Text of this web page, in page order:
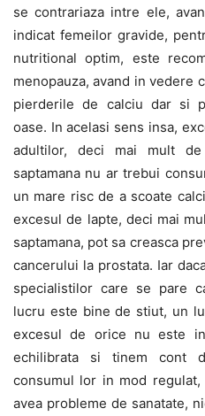
se contrariaza intre ele,
indicat femeilor gravide,
nutritional optim, este
menopauza, avand in vedere
pierderile de calciu dar si
oase. In acelasi sens insa,
adultilor, deci mai mult
saptamana nu ar trebui
un mare risc de a scoate
excesul de lapte, deci mai
saptamana, pot sa creasca
cancerului la prostata. Iar
specialistilor care se pare
lucru este bine de stiut, un
excesul de orice nu este
echilibrata si tinem cont
consumul lor in mod
avea probleme de sanatate,